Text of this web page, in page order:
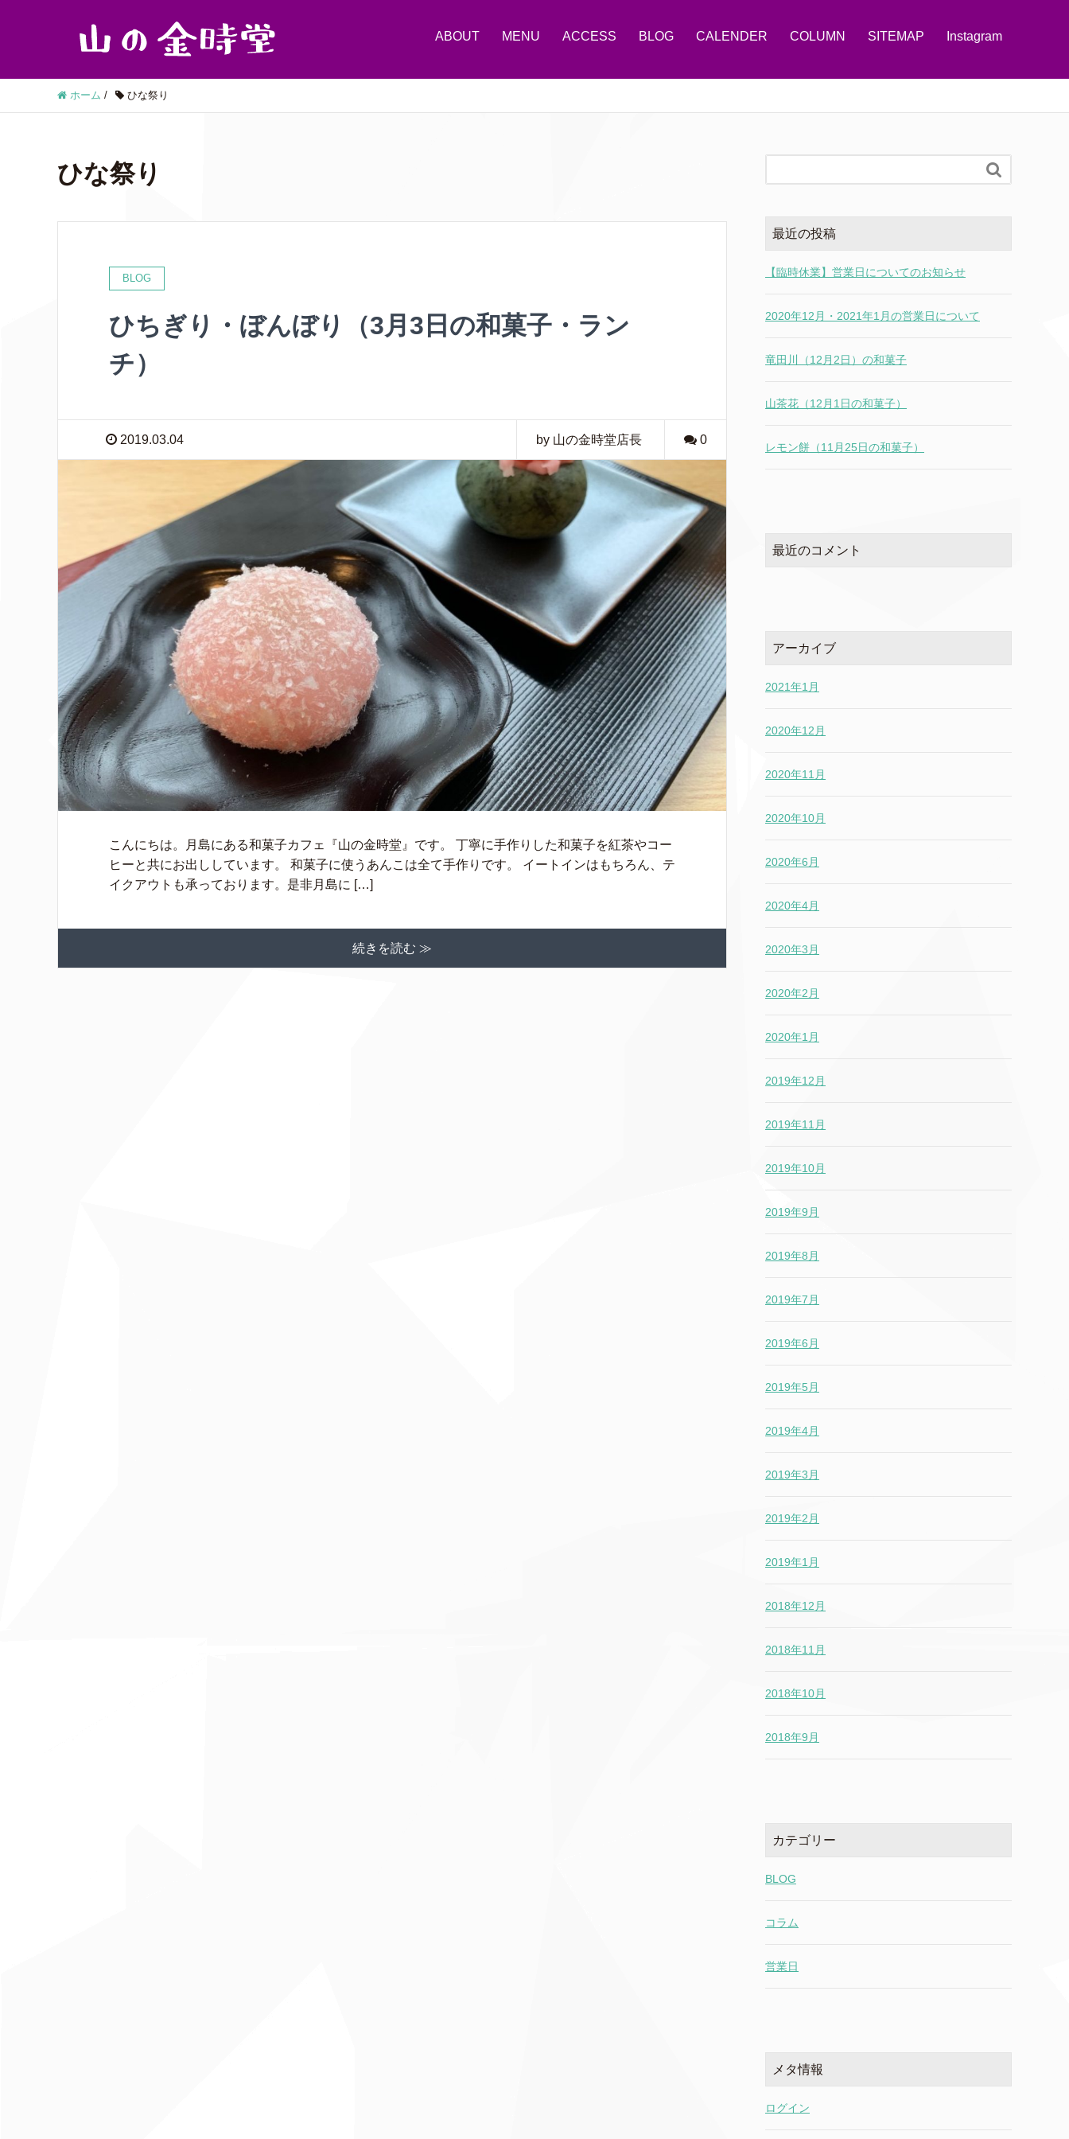
ABOUT MENU ACCESS BLOG CALENDER COLUMN SITEMAP Instagram
ホーム / ひな祭り
ひな祭り
BLOG
ひちぎり・ぼんぼり（3月3日の和菓子・ラン
チ）
2019.03.04 by 山の金時堂店長 0
こんにちは。月島にある和菓子カフェ『山の金時堂』です。 丁寧に手作りした和菓子を紅茶やコー
ヒーと共にお出ししています。 和菓子に使うあんこは全て手作りです。 イートインはもちろん、テ
イクアウトも承っております。是非月島に […]
続きを読む ≫

最近の投稿
【臨時休業】営業日についてのお知らせ
2020年12月・2021年1月の営業日について
竜田川（12月2日）の和菓子
山茶花（12月1日の和菓子）
レモン餅（11月25日の和菓子）
最近のコメント
アーカイブ
2021年1月
2020年12月
2020年11月
2020年10月
2020年6月
2020年4月
2020年3月
2020年2月
2020年1月
2019年12月
2019年11月
2019年10月
2019年9月
2019年8月
2019年7月
2019年6月
2019年5月
2019年4月
2019年3月
2019年2月
2019年1月
2018年12月
2018年11月
2018年10月
2018年9月
カテゴリー
BLOG
コラム
営業日
メタ情報
ログイン